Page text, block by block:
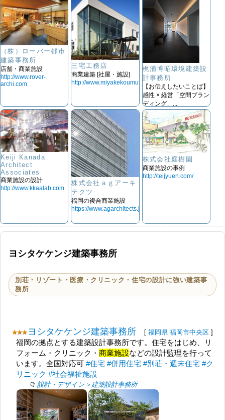
（株）ローバー都市
建築事務所
店舗・商業施設
http://www.rover-
archi.com
三宅工務店
商業建築 [社屋・施設]
http://www.miyakekoumuten.com
梶浦博昭環境建築設
計事務所
【お伝えしたいことば】
感性 × 経営「空間ブラン
ディング」...
http://kajiura-a.com
Keiji Kanada
Architect
Associates
商業施設の設計
http://www.kkaalab.com
株式会社ａｇアーキ
テクツ
福岡の複合商業施設
https://www.agarchitects.jp/index.html
株式会社庭樹園
商業施設の事例
http://teijyuen.com/
ヨシタケケンジ建築事務所
別荘・リゾート・医療・クリニック・住宅の設計に強い建築事
務所
ヨシタケケンジ建築事務所 [ 福岡県 福岡市中央区 ]
福岡の拠点とする建築設計事務所です。住宅をはじめ、リ
フォーム・クリニック・商業施設などの設計監理を行って
います。全国対応可#住宅 #併用住宅 #別荘・週末住宅 #ク
リニック #社会福祉施設
設計・デザイン＞建築設計事務所